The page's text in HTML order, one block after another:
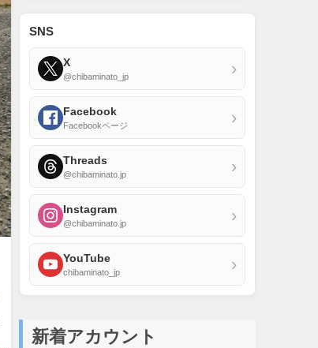
SNS
X
@chibaminato_jp ›
Facebook
Facebookページ ›
Threads
@chibaminato.jp ›
Instagram
@chibaminato.jp ›
YouTube
chibaminato_jp ›
新着アカウント